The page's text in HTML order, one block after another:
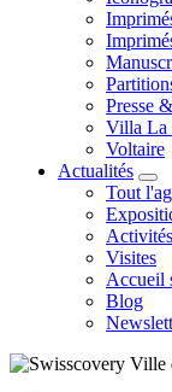
Presse
Villa La
Voltaire
Actualités
Tout
Visites
Accueil
Blog